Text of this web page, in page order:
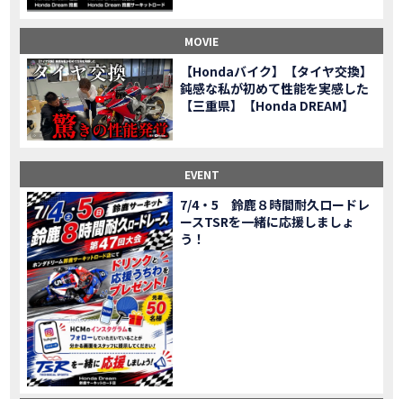
MOVIE 全員初対面！バイク女子6人がツーリング行ったらwww
バイク女子6人でツーリング行った結果ww！後編
MOVIE 温泉1泊。いつもソロの女性ライダー、大人のマスツーリングへついていった【三重〜長野•茶臼山高原経由】Honda CL500
MOVIE 【梅本まどかさんコラボ】CIVIC TYPE R♪ スタッフオススメの鈴鹿ドライブへ！【前編】
MOVIE ＨＣＭ２＆４サーキットフェス2023 紹介動画②
MOVIE ＨＣＭ２＆４サーキットフェス2023 紹介動画①
Honda Dream 四日市のご紹介
MOVIE Honda Dream 鈴鹿のご紹介
MOVIE
Honda Dream 松阪のご紹介
２月１２日 牡蠣ツーリングフォトギャラリー
EVENT 第6回オフロードスクールフォトギャラリー
EVENT Honda Dream鈴鹿・松阪・四日市 ３店舗合同周年祭フォトギャラリー
MOVIE Honda Dream鈴鹿・松阪・四日市 ３店舗合同周年祭レポート
NEW BIKE NEW BIKE「HAWK 11」新型ロードスポーツモデル HAWK 11を発売！
NEW BIKE NEW BIKE「ダックス125」新型レジャーバイク ダックス125を発売！
MOVIE Honda Dream 鈴鹿 オフロードスクール紹介
MOVIE
【Hondaバイク】【タイヤ交換】
鈍感な私が初めて性能を実感した
【三重県】【Honda DREAM】
EVENT
7/4・5 鈴鹿８時間耐久ロードレ
ースTSRを一緒に応援しましょ
う！